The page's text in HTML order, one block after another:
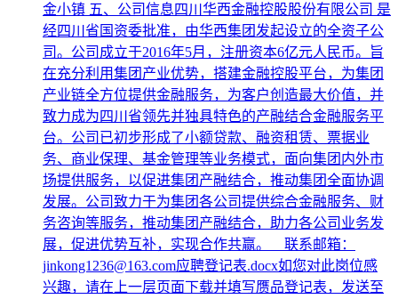
金小镇 五、公司信息四川华西金融控股股份有限公司 是
经四川省国资委批准，由华西集团发起设立的全资子公
司。公司成立于2016年5月，注册资本6亿元人民币。旨
在充分利用集团产业优势，搭建金融控股平台，为集团
产业链全方位提供金融服务，为客户创造最大价值，并
致力成为四川省领先并独具特色的产融结合金融服务平
台。公司已初步形成了小额贷款、融资租赁、票据业
务、商业保理、基金管理等业务模式，面向集团内外市
场提供服务，以促进集团产融结合，推动集团全面协调
发展。公司致力于为集团各公司提供综合金融服务、财
务咨询等服务，推动集团产融结合，助力各公司业务发
展，促进优势互补，实现合作共赢。 联系邮箱：
jinkong1236@163.com应聘登记表.docx如您对此岗位感
兴趣，请在上一层页面下载并填写赝品登记表，发送至